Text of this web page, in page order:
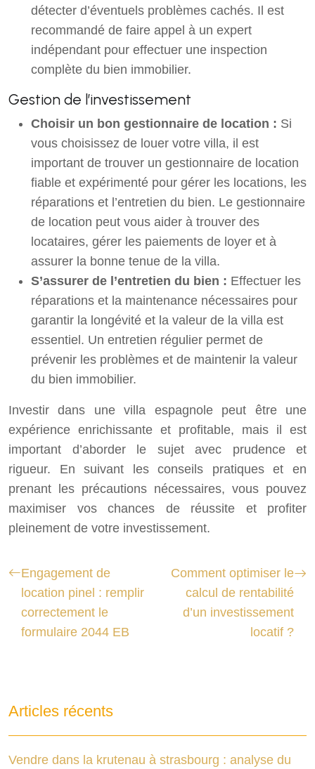
détecter d’éventuels problèmes cachés. Il est
recommandé de faire appel à un expert
indépendant pour effectuer une inspection
complète du bien immobilier.
Gestion de l’investissement
Choisir un bon gestionnaire de location : Si
vous choisissez de louer votre villa, il est
important de trouver un gestionnaire de location
fiable et expérimenté pour gérer les locations, les
réparations et l’entretien du bien. Le gestionnaire
de location peut vous aider à trouver des
locataires, gérer les paiements de loyer et à
assurer la bonne tenue de la villa.
S’assurer de l’entretien du bien : Effectuer les
réparations et la maintenance nécessaires pour
garantir la longévité et la valeur de la villa est
essentiel. Un entretien régulier permet de
prévenir les problèmes et de maintenir la valeur
du bien immobilier.
Investir dans une villa espagnole peut être une
expérience enrichissante et profitable, mais il est
important d’aborder le sujet avec prudence et
rigueur. En suivant les conseils pratiques et en
prenant les précautions nécessaires, vous pouvez
maximiser vos chances de réussite et profiter
pleinement de votre investissement.
Engagement de
location pinel : remplir
correctement le
formulaire 2044 EB
Comment optimiser le
calcul de rentabilité
d’un investissement
locatif ?
Articles récents
Vendre dans la krutenau à strasbourg : analyse du